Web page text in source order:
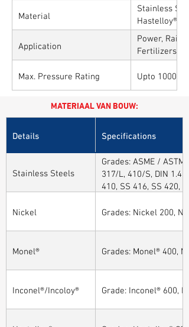
Material
Stainless
Hastelloy®,
Alloys
Application
Power,
Fertilizers,
Sytems,
Max. Pressure Rating
Upto
MATERIAAL VAN BOUW:
Details Specifications
Stainless Steels
Grades: ASME /
317/L, 410/S, DIN
410, SS 416, SS 420,
Nickel
Grades: Nickel 200,
Monel® Grades: Monel® 400,
Inconel®/Incoloy® Grade: Inconel® 600,